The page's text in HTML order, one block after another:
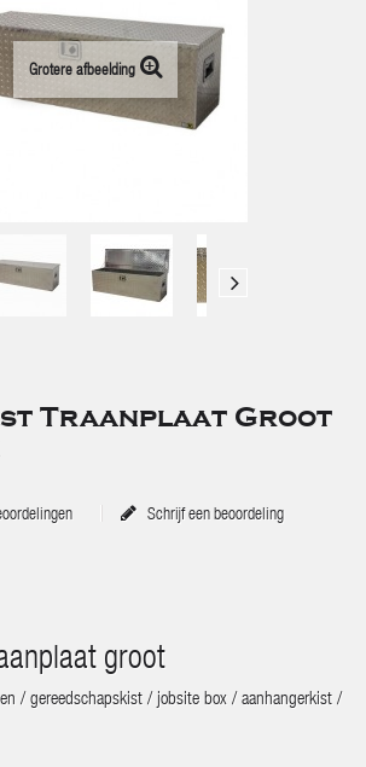
Grotere afbeelding
Traanplaat Groot
Schrijf een beoordeling
groot
/ gereedschapskist / jobsite box / aanhangerkist /